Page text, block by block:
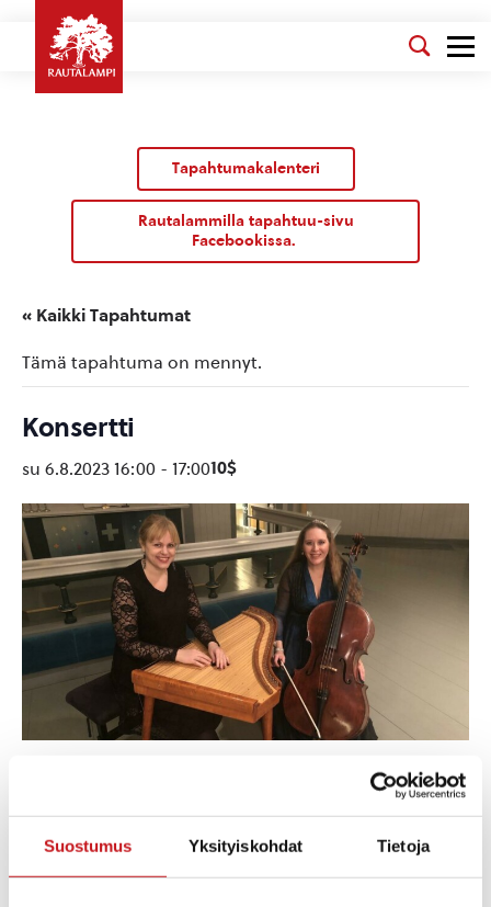
Suostumus Yksityiskohdat Tietoja
Tapahtumakalenteri
Rautalammilla tapahtuu-sivu
Facebookissa.
« Kaikki Tapahtumat
Tämä tapahtuma on mennyt.
Konsertti
su 6.8.2023 16:00 - 17:0010$
Sello-kantele-konsertti Rautalammin kirkossa; Seeli